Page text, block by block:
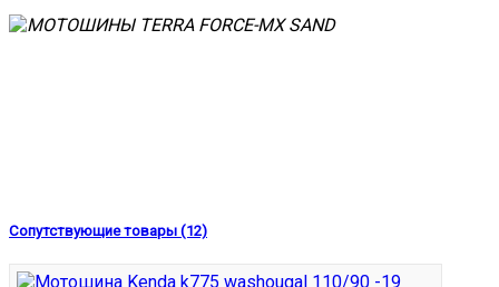
Сопутствующие товары (12)